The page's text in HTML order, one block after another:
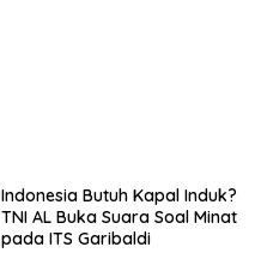
Indonesia Butuh Kapal Induk?
TNI AL Buka Suara Soal Minat
pada ITS Garibaldi